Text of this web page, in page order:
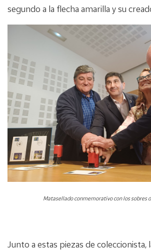
segundo a la flecha amarilla y su
Matasellado conmemorativo con los sobres
Junto a estas piezas de coleccionista,